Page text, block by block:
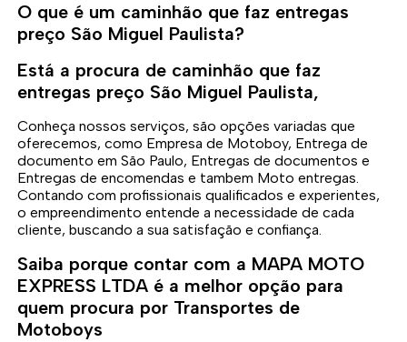
O que é um caminhão que faz entregas
preço São Miguel Paulista?
Está a procura de caminhão que faz
entregas preço São Miguel Paulista,
Conheça nossos serviços, são opções variadas que
oferecemos, como Empresa de Motoboy, Entrega de
documento em São Paulo, Entregas de documentos e
Entregas de encomendas e tambem Moto entregas.
Contando com profissionais qualificados e experientes,
o empreendimento entende a necessidade de cada
cliente, buscando a sua satisfação e confiança.
Saiba porque contar com a MAPA MOTO
EXPRESS LTDA é a melhor opção para
quem procura por Transportes de
Motoboys